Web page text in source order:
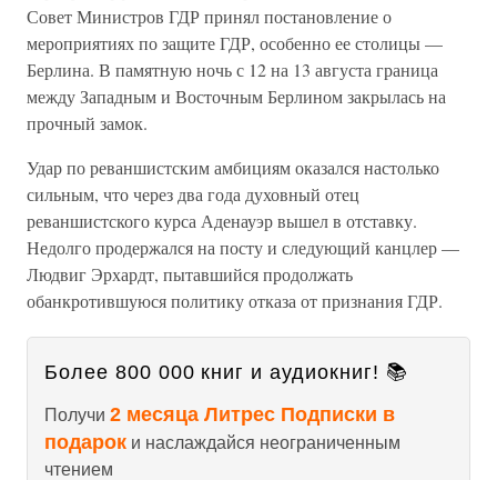
Совет Министров ГДР принял постановление о
мероприятиях по защите ГДР, особенно ее столицы —
Берлина. В памятную ночь с 12 на 13 августа граница
между Западным и Восточным Берлином закрылась на
прочный замок.
Удар по реваншистским амбициям оказался настолько
сильным, что через два года духовный отец
реваншистского курса Аденауэр вышел в отставку.
Недолго продержался на посту и следующий канцлер —
Людвиг Эрхардт, пытавшийся продолжать
обанкротившуюся политику отказа от признания ГДР.
Более 800 000 книг и аудиокниг! 📚
Получи 2 месяца Литрес Подписки в
подарок и наслаждайся неограниченным
чтением